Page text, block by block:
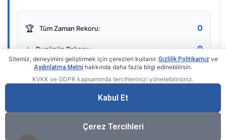
🏆 Tüm Zaman Rekoru: 0
⭐ Bugünün Rekoru: 0
Gerçek zamanlı sayaç
Sitemiz, deneyimini geliştirmek için çerezleri kullanır. Gizlilik Politikamız ve
Aydınlatma Metni hakkında daha fazla bilgi edinebilirsin.
KVKK ve GDPR kapsamında tercihlerinizi yönetebilirsiniz.
Kabul Et
Çerez Tercihleri